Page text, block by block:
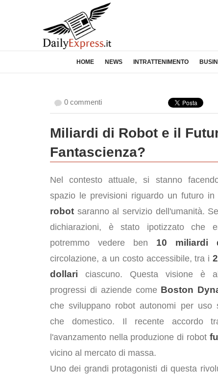
HOME NEWS INTRATTENIMENTO
0 commenti
Miliardi di Robot e il
Fantascienza?
Nel contesto attuale, si stanno
spazio le previsioni riguardo un futuro
robot saranno al servizio dell'umanità.
dichiarazioni, è stato ipotizzato che
potremmo vedere ben 10 miliardi
circolazione, a un costo accessibile, tra i
dollari ciascuno. Questa visione è
progressi di aziende come Boston
che sviluppano robot autonomi per uso
che domestico. Il recente accordo
l'avanzamento nella produzione di robot
vicino al mercato di massa.
Uno dei grandi protagonisti di questa